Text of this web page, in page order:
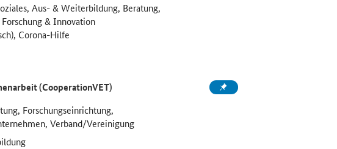
Aus- & Weiterbildung, Beratung,
& Innovation
Corona-Hilfe
(CooperationVET)
Forschungseinrichtung,
Verband/Vereinigung